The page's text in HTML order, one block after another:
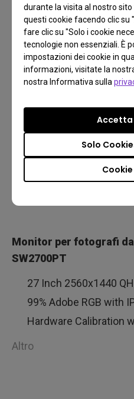
durante la visita al nostro
questi cookie facendo clic su
fare clic su "Solo i cookie
tecnologie non essenziali. È
impostazioni dei cookie in
informazioni, visitate la
nostra Informativa sulla
Solo
Accetta
Monitor per fotografi da
SW2700PT
27 Inch 2560x1440
99% Adobe RGB with
Hardware Calibration
Altro